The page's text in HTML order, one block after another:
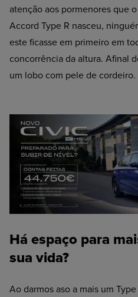
atenção aos pormenores que
Accord Type R nasceu,
este ficasse em primeiro em
concorrência da altura. Afinal
um lobo com pele de cordeiro.
Há espaço para
sua vida?
Ao darmos aso a mais um